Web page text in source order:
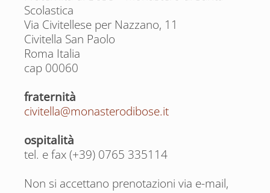
Scolastica
Via Civitellese per Nazzano, 11
Civitella San Paolo
Roma Italia
cap 00060
fraternità
civitella@monasterodibose.it
ospitalità
tel. e fax (+39) 0765 335114
Non si accettano prenotazioni via e-mail,